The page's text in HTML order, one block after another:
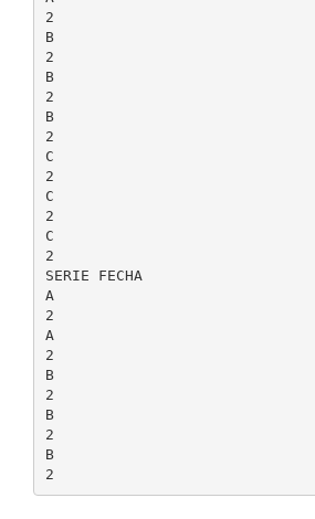
2
B
2
B
2
B
2
C
2
C
2
C
2
SERIE FECHA
A
2
A
2
B
2
B
2
B